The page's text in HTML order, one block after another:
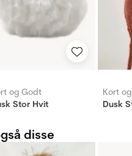
og Godt
Stor Hvit
Kort
Dusk
disse